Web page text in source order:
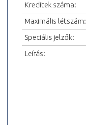
Kreditek száma:
Maximális létszám:
Speciális jelzők:
Leírás: